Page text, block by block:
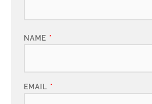
NAME *
EMAIL *